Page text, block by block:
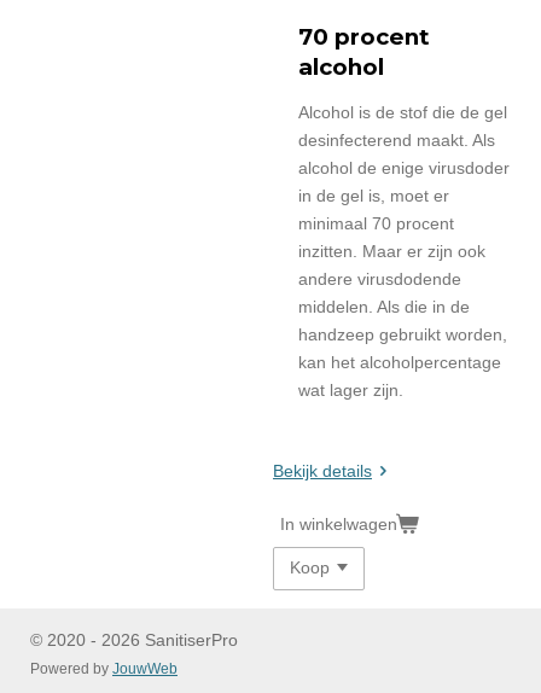
70 procent
alcohol
Alcohol is de stof die de gel
desinfecterend maakt. Als
alcohol de enige virusdoder
in de gel is, moet er
minimaal 70 procent
inzitten. Maar er zijn ook
andere virusdodende
middelen. Als die in de
handzeep gebruikt worden,
kan het alcoholpercentage
wat lager zijn.
Bekijk details
In winkelwagen
© 2020 - 2026 SanitiserPro
Powered by JouwWeb